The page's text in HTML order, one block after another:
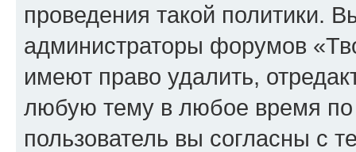
проведения такой политики.
администраторы форумов
имеют право удалить,
любую тему в любое время
пользователь вы согласны с